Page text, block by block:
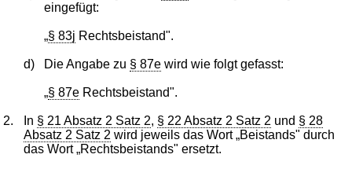
eingefügt:
„§ 83j Rechtsbeistand".
d) Die Angabe zu § 87ewird wie folgt gefasst:
„§ 87eRechtsbeistand".
2. In § 21 Absatz 2 Satz 2, § 22 Absatz 2 Satz 2 und § 28
Absatz 2 Satz 2 wird jeweils das Wort „Beistands" durch
das Wort „Rechtsbeistands" ersetzt.